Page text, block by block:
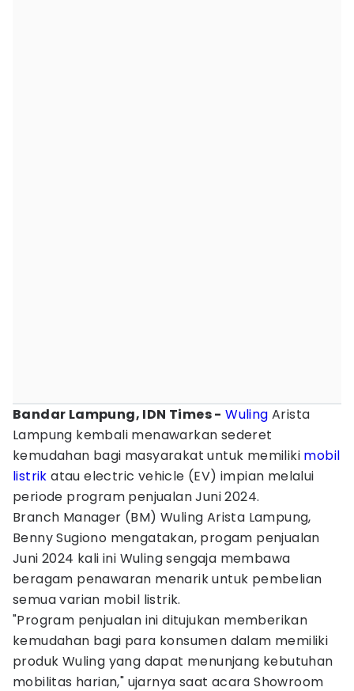
Bandar Lampung, IDN Times - Wuling Arista
Lampung kembali menawarkan sederet
kemudahan bagi masyarakat untuk memiliki mobil
listrik atau electric vehicle (EV) impian melalui
periode program penjualan Juni 2024.
Branch Manager (BM) Wuling Arista Lampung,
Benny Sugiono mengatakan, progam penjualan
Juni 2024 kali ini Wuling sengaja membawa
beragam penawaran menarik untuk pembelian
semua varian mobil listrik.
"Program penjualan ini ditujukan memberikan
kemudahan bagi para konsumen dalam memiliki
produk Wuling yang dapat menunjang kebutuhan
mobilitas harian," ujarnya saat acara Showroom